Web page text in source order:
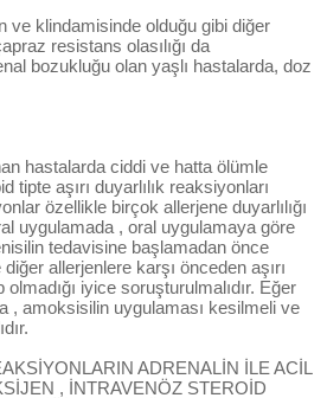
ve klindamisinde olduğu gibi diğer
resistans olasılığı da
bozukluğu olan yaşlı hastalarda, doz
hastalarda ciddi ve hatta ölümle
tipte aşırı duyarlılık reaksiyonları
özellikle birçok allerjene duyarlılığı
uygulamada , oral uygulamaya göre
tedavisine başlamadan önce
allerjenlere karşı önceden aşırı
iyice soruşturulmalıdır. Eğer
, amoksisilin uygulaması kesilmeli ve
ADRENALİN İLE ACİL
, İNTRAVENÖZ STEROİD